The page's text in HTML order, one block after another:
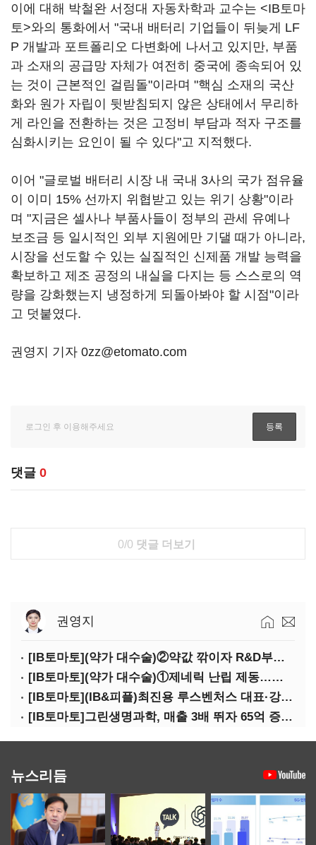
이에 대해 박철완 서정대 자동차학과 교수는 <IB토마
토>와의 통화에서 "국내 배터리 기업들이 뒤늦게 LF
P 개발과 포트폴리오 다변화에 나서고 있지만, 부품
과 소재의 공급망 자체가 여전히 중국에 종속되어 있
는 것이 근본적인 걸림돌"이라며 "핵심 소재의 국산
화와 원가 자립이 뒷받침되지 않은 상태에서 무리하
게 라인을 전환하는 것은 고정비 부담과 적자 구조를
심화시키는 요인이 될 수 있다"고 지적했다.
이어 "글로벌 배터리 시장 내 국내 3사의 국가 점유율
이 이미 15% 선까지 위협받고 있는 위기 상황"이라
며 "지금은 셀사나 부품사들이 정부의 관세 유예나
보조금 등 일시적인 외부 지원에만 기댈 때가 아니라,
시장을 선도할 수 있는 실질적인 신제품 개발 능력을
확보하고 제조 공정의 내실을 다지는 등 스스로의 역
량을 강화했는지 냉정하게 되돌아봐야 할 시점"이라
고 덧붙였다.
권영지 기자 0zz@etomato.com
댓글 0
0/0 댓글 더보기
권영지
[IB토마토](약가 대수술)②약값 깎이자 R&D부터 축소…제약업계 비상경영 돌입
[IB토마토](약가 대수술)①제네릭 난립 제동…중소 제약사 수익성 비상
[IB토마토](IB&피플)최진용 루스벤처스 대표·강승순 이사
[IB토마토]그린생명과학, 매출 3배 뛰자 65억 증설…상위 2곳 의존도 82%
뉴스리듬